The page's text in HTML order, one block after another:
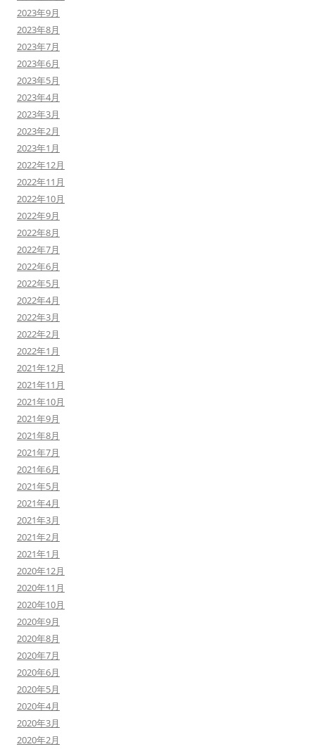
2023年9月
2023年8月
2023年7月
2023年6月
2023年5月
2023年4月
2023年3月
2023年2月
2023年1月
2022年12月
2022年11月
2022年10月
2022年9月
2022年8月
2022年7月
2022年6月
2022年5月
2022年4月
2022年3月
2022年2月
2022年1月
2021年12月
2021年11月
2021年10月
2021年9月
2021年8月
2021年7月
2021年6月
2021年5月
2021年4月
2021年3月
2021年2月
2021年1月
2020年12月
2020年11月
2020年10月
2020年9月
2020年8月
2020年7月
2020年6月
2020年5月
2020年4月
2020年3月
2020年2月